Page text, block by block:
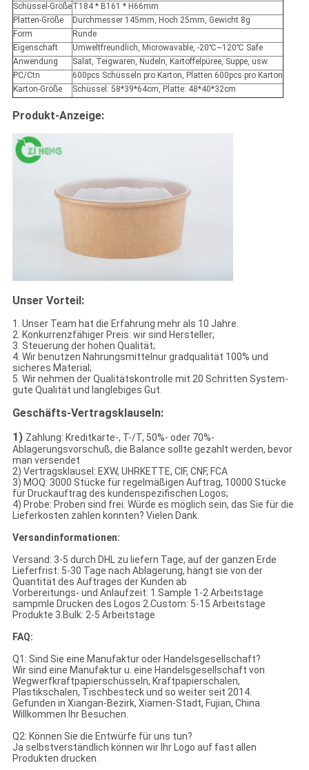
Schüssel-GrößeT184 * B161 * H66mm
Platten-Größe
Durchmesser 145mm, Hoch 25mm, Gewicht 8g
Form
Runde
Eigenschaft
Umweltfreundlich, Microwavable, -20℃~120℃ Safe
Anwendung
Salat, Teigwaren, Nudeln, Kartoffelpüree, Suppe, usw.
PC/Ctn
600pcs Schüsseln pro Karton, Platten 600pcs pro Karton
Karton-Größe
Schüssel: 58*39*64cm, Platte: 48*40*32cm
Produkt-Anzeige:
Unser Vorteil:
1. Unser Team hat die Erfahrung mehr als 10 Jahre.
2. Konkurrenzfähiger Preis: wir sind Hersteller;
3. Steuerung der hohen Qualität;
4. Wir benutzen Nahrungsmittelnur gradqualität 100% und
sicheres Material;
5. Wir nehmen der Qualitätskontrolle mit 20 Schritten System-
gute Qualität und langlebiges Gut.
Geschäfts-Vertragsklauseln:
1) Zahlung: Kreditkarte-, T-/T, 50%- oder 70%-
Ablagerungsvorschuß, die Balance sollte gezahlt werden, bevor
man versendet
2) Vertragsklausel: EXW, UHRKETTE, CIF, CNF, FCA
3) MOQ: 3000 Stücke für regelmäßigen Auftrag, 10000 Stücke
für Druckauftrag des kundenspezifischen Logos;
4) Probe: Proben sind frei. Würde es möglich sein, das Sie für die
Lieferkosten zahlen konnten? Vielen Dank.
Versandinformationen:
Versand: 3-5 durch DHL zu liefern Tage, auf der ganzen Erde
Lieferfrist: 5-30 Tage nach Ablagerung, hängt sie von der
Quantität des Auftrages der Kunden ab
Vorbereitungs- und Anlaufzeit: 1.Sample 1-2 Arbeitstage
sampmle Drucken des Logos 2.Custom: 5-15 Arbeitstage
Produkte 3.Bulk: 2-5 Arbeitstage
FAQ:
Q1: Sind Sie eine Manufaktur oder Handelsgesellschaft?
Wir sind eine Manufaktur u. eine Handelsgesellschaft von
Wegwerfkraftpapierschüsseln, Kraftpapierschalen,
Plastikschalen, Tischbesteck und so weiter seit 2014.
Gefunden in Xiangan-Bezirk, Xiamen-Stadt, Fujian, China.
Willkommen Ihr Besuchen.
Q2: Können Sie die Entwürfe für uns tun?
Ja selbstverständlich können wir Ihr Logo auf fast allen
Produkten drucken.